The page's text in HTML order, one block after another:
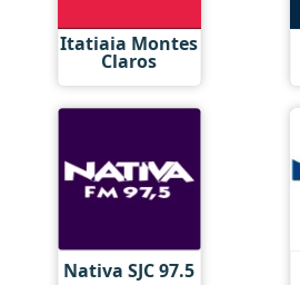
Itatiaia Montes
Claros
Nativa SJC 97.5